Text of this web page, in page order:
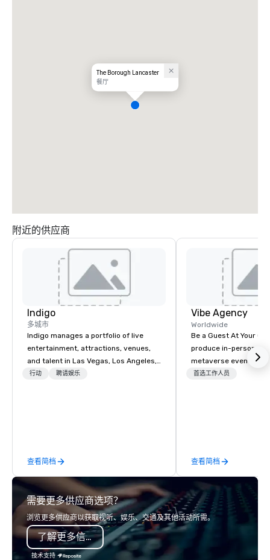
The Borough Lancaster
餐厅
附近的供应商
Indigo
多城市
Indigo manages a portfolio of live
entertainment, attractions, venues,
and talent in Las Vegas, Los Angeles,
and Atlantic City. We specialize in
direct line of communication, and
unparalleled customer service.
行动 聘请娱乐
查看简档
Vibe Agency
Worldwide
Be a Guest At Your
produce in-person,
metaverse events. VIBE - CREATIVE
THINKERS. STRATEGIC
hybrid or In-person
drive revenue,
build brand
their teams. Here is a
of our latest virtual
forward-thinking full
首选工作人员
查看简档
需要更多供应商选项？
浏览更多供应商以获取视听、娱乐、交通及其他活动所需。
了解更多信息
技术支持